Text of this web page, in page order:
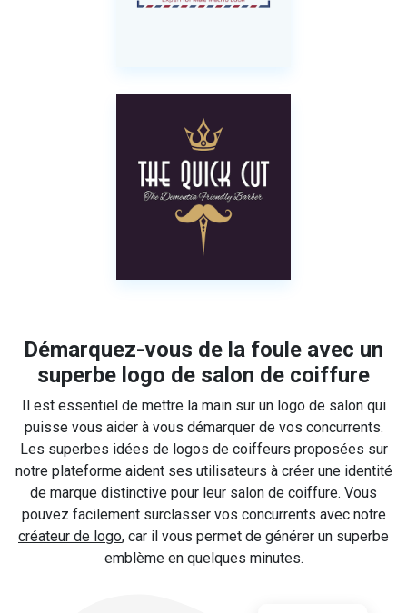
Démarquez-vous de la foule avec un
superbe logo de salon de coiffure
Il est essentiel de mettre la main sur un logo de salon qui
puisse vous aider à vous démarquer de vos concurrents.
Les superbes idées de logos de coiffeurs proposées sur
notre plateforme aident ses utilisateurs à créer une identité
de marque distinctive pour leur salon de coiffure. Vous
pouvez facilement surclasser vos concurrents avec notre
créateur de logo, car il vous permet de générer un superbe
emblème en quelques minutes.